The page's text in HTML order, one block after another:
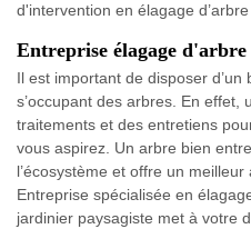
d'intervention en élagage
Entreprise élagage
Il est important de disposer
s’occupant des arbres. En effet,
traitements et des entretiens
vous aspirez. Un arbre bien
l’écosystème et offre un
Entreprise spécialisée en
jardinier paysagiste met à votre